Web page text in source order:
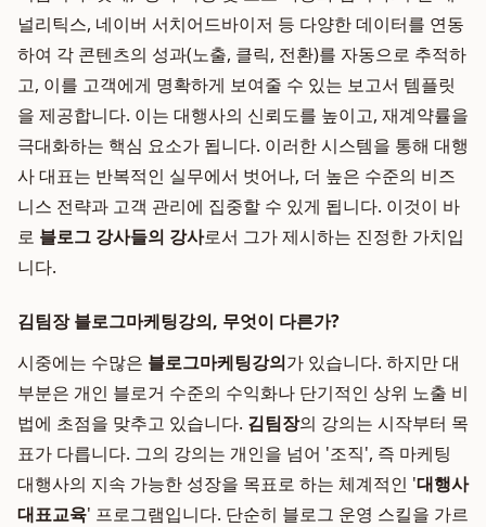
널리틱스, 네이버 서치어드바이저 등 다양한 데이터를 연동
하여 각 콘텐츠의 성과(노출, 클릭, 전환)를 자동으로 추적하
고, 이를 고객에게 명확하게 보여줄 수 있는 보고서 템플릿
을 제공합니다. 이는 대행사의 신뢰도를 높이고, 재계약률을
극대화하는 핵심 요소가 됩니다. 이러한 시스템을 통해 대행
사 대표는 반복적인 실무에서 벗어나, 더 높은 수준의 비즈
니스 전략과 고객 관리에 집중할 수 있게 됩니다. 이것이 바
로 블로그 강사들의 강사로서 그가 제시하는 진정한 가치입
니다.
김팀장 블로그마케팅강의, 무엇이 다른가?
시중에는 수많은 블로그마케팅강의가 있습니다. 하지만 대
부분은 개인 블로거 수준의 수익화나 단기적인 상위 노출 비
법에 초점을 맞추고 있습니다. 김팀장의 강의는 시작부터 목
표가 다릅니다. 그의 강의는 개인을 넘어 '조직', 즉 마케팅
대행사의 지속 가능한 성장을 목표로 하는 체계적인 '대행사
대표교육' 프로그램입니다. 단순히 블로그 운영 스킬을 가르